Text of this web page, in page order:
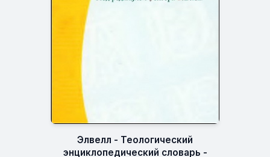
Элвелл - Теологический
энциклопедический словарь -